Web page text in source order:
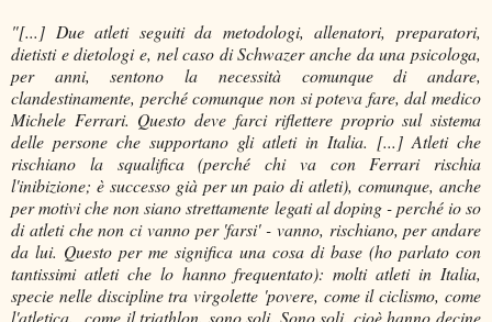
"[...] Due atleti seguiti da metodologi, allenatori, preparatori,
dietisti e dietologi e, nel caso di Schwazer anche da una psicologa,
per anni, sentono la necessità comunque di andare,
clandestinamente, perché comunque non si poteva fare, dal medico
Michele Ferrari. Questo deve farci riflettere proprio sul sistema
delle persone che supportano gli atleti in Italia. [...] Atleti che
rischiano la squalifica (perché chi va con Ferrari rischia
l'inibizione; è successo già per un paio di atleti), comunque, anche
per motivi che non siano strettamente legati al doping - perché io so
di atleti che non ci vanno per 'farsi' - vanno, rischiano, per andare
da lui. Questo per me significa una cosa di base (ho parlato con
tantissimi atleti che lo hanno frequentato): molti atleti in Italia,
specie nelle discipline tra virgolette 'povere, come il ciclismo, come
l'atletica, come il triathlon, sono soli. Sono soli, cioè hanno decine